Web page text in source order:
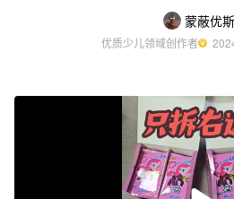
蒙蔽优斯
优质少儿领域创作者